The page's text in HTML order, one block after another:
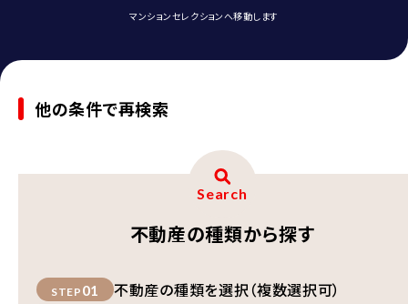
マンションセレクションへ移動します
他の条件で再検索
Search
不動産の種類から探す
STEP 01 不動産の種類を選択（複数選択可）